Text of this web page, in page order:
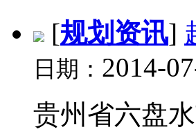
[规划资讯]
日期： 2014-
贵州省六盘